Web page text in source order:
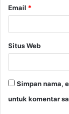
Email *
Situs Web
Simpan nama,
untuk komentar